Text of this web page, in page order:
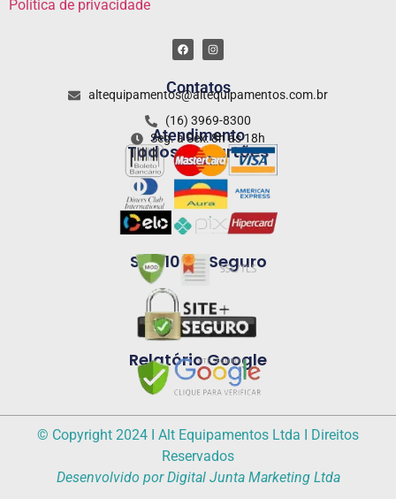
Política de privacidade
Contatos
altequipamentos@altequipamentos.com.br
(16) 3969-8300
Atendimento
Seg. a Sex: 8h às 18h
Todos os cartões
Site 100% Seguro
Relatório Google
© Copyright 2024 I Alt Equipamentos Ltda I Direitos
Reservados
Desenvolvido por Digital Junta Marketing Ltda